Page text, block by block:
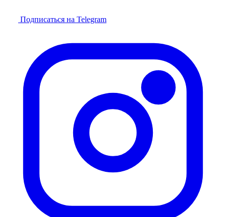
Подписаться на Telegram